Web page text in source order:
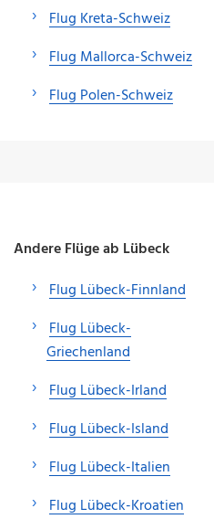
Flug Kreta-Schweiz
Flug Mallorca-Schweiz
Flug Polen-Schweiz
Andere Flüge ab Lübeck
Flug Lübeck-Finnland
Flug Lübeck-
Griechenland
Flug Lübeck-Irland
Flug Lübeck-Island
Flug Lübeck-Italien
Flug Lübeck-Kroatien